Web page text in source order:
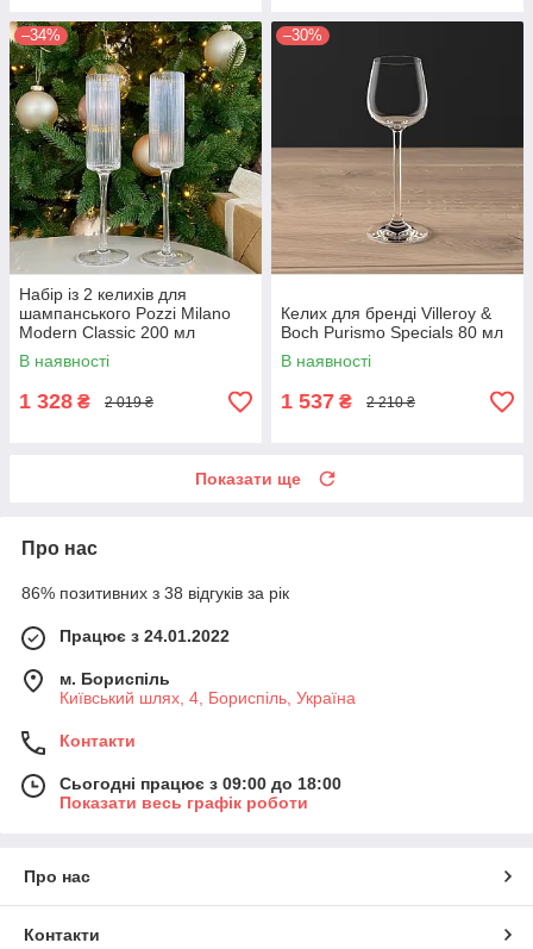
–34%
Набір із 2 келихів для
шампанського Pozzi Milano
Modern Classic 200 мл
В наявності
1 328 ₴ 2 019 ₴
–30%
Келих для бренді Villeroy &
Boch Purismo Specials 80 мл
В наявності
1 537 ₴ 2 210 ₴
Показати ще
Про нас
86% позитивних з 38 відгуків за рік
Працює з 24.01.2022
м. Бориспіль
Київський шлях, 4, Бориспіль, Україна
Контакти
Сьогодні працює з 09:00 до 18:00
Показати весь графік роботи
Про нас
Контакти